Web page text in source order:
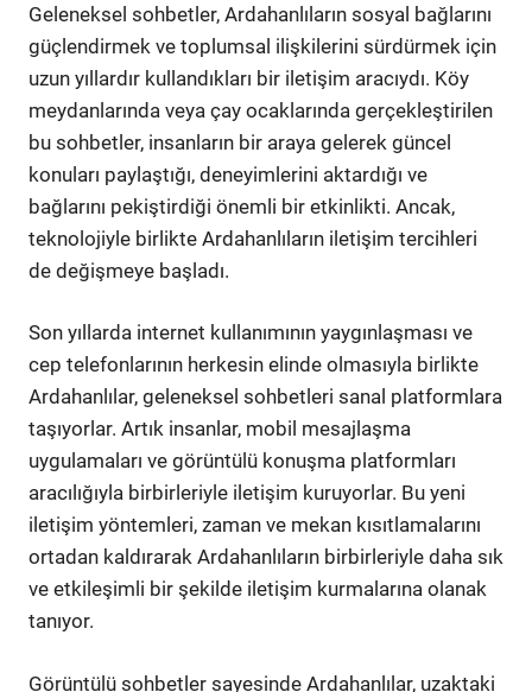
Geleneksel sohbetler, Ardahanlıların sosyal bağlarını
güçlendirmek ve toplumsal ilişkilerini sürdürmek için
uzun yıllardır kullandıkları bir iletişim aracıydı. Köy
meydanlarında veya çay ocaklarında gerçekleştirilen
bu sohbetler, insanların bir araya gelerek güncel
konuları paylaştığı, deneyimlerini aktardığı ve
bağlarını pekiştirdiği önemli bir etkinlikti. Ancak,
teknolojiyle birlikte Ardahanlıların iletişim tercihleri
de değişmeye başladı.
Son yıllarda internet kullanımının yaygınlaşması ve
cep telefonlarının herkesin elinde olmasıyla birlikte
Ardahanlılar, geleneksel sohbetleri sanal platformlara
taşıyorlar. Artık insanlar, mobil mesajlaşma
uygulamaları ve görüntülü konuşma platformları
aracılığıyla birbirleriyle iletişim kuruyorlar. Bu yeni
iletişim yöntemleri, zaman ve mekan kısıtlamalarını
ortadan kaldırarak Ardahanlıların birbirleriyle daha sık
ve etkileşimli bir şekilde iletişim kurmalarına olanak
tanıyor.
Görüntülü sohbetler sayesinde Ardahanlılar, uzaktaki